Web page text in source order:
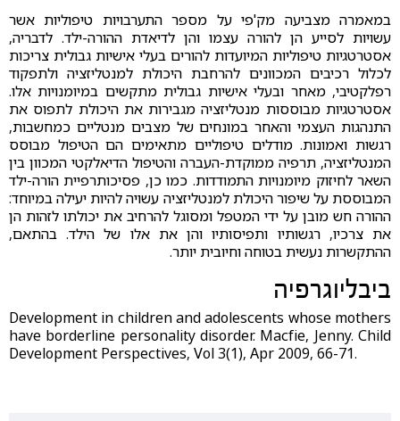
במאמרה מצביעה מק'פי על מספר התערבויות טיפוליות אשר
עשויות לסייע הן להורה עצמו והן לדיאדת ההורה-ילד. לדבריה,
אסטרטגיות טיפוליות המיועדות להורים בעלי אישיות גבולית צריכות
לכלול רכיבים המכוונים להרחבת היכולת למנטליזציה ולתפקוד
רפלקטיבי, מאחר ובעלי אישיות גבולית מתקשים במיומנויות אלו.
אסטרטגיות מבוססות מנטליזציה מגבירות את היכולת לתפוס את
התנהגות העצמי והאחר במונחים של מצבים מנטליים כמחשבות,
רגשות ואמונות. מודלים טיפוליים מתאימים הם הטיפול מבוסס
המנטליזציה, תרפיה ממוקדת-העברה והטיפול הדיאלקטי המכוון בין
השאר לחיזוק מיומנויות התמודדות. כמו כן, פסיכותרפיית הורה-ילד
המבוססת על שיפור היכולת למנטליזציה עשויה להיות יעילה במיוחד:
ההורה חש מובן על ידי המטפל ומסוגל להרחיב את יכולתו לזהות הן
את צרכיו, רגשותיו ותפיסותיו והן את אלו של הילד. בהתאם,
ההתקשרות נעשית בטוחה וחיובית יותר.
ביבליוגרפיה
Development in children and adolescents whose mothers
have borderline personality disorder. Macfie, Jenny. Child
Development Perspectives, Vol 3(1), Apr 2009, 66-71.